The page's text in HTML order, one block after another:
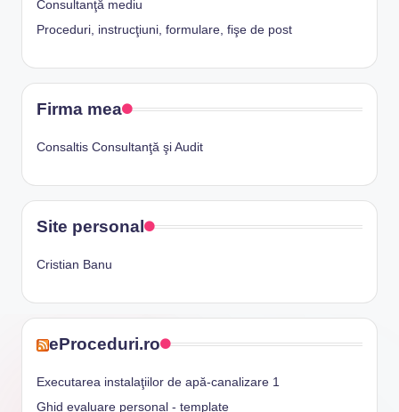
Consultanţă mediu
Proceduri, instrucţiuni, formulare, fişe de post
Firma mea
Consaltis Consultanţă şi Audit
Site personal
Cristian Banu
eProceduri.ro
Executarea instalaţiilor de apă-canalizare 1
Ghid evaluare personal - template